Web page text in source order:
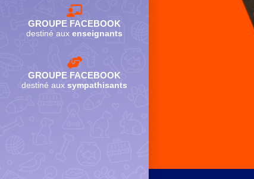
GROUPE FACEBOOK
destiné aux enseignants
GROUPE FACEBOOK
destiné aux sympathisants